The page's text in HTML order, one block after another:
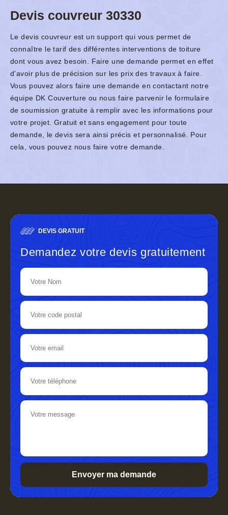
Devis couvreur 30330
Le devis couvreur est un support qui vous permet de
connaître le tarif des différentes interventions de toiture
dont vous avez besoin. Faire une demande permet en effet
d’avoir plus de précision sur les prix des travaux à faire.
Vous pouvez alors faire une demande en contactant notre
équipe DK Couverture ou nous faire parvenir le formulaire
de soumission gratuite à remplir avec les informations pour
votre projet. Gratuit et sans engagement pour toute
demande, le devis sera ainsi précis et personnalisé. Pour
cela, vous pouvez nous faire votre demande.
DEVIS GRATUIT
Demandez votre devis gratuitement